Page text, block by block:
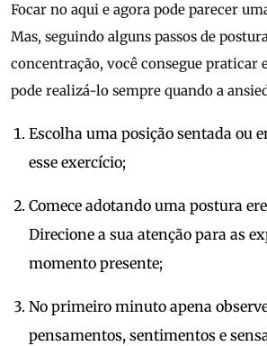
Focar no aqui e agora pode parecer
Mas, seguindo alguns passos de
concentração, você consegue praticar
pode realizá-lo sempre quando a
Escolha uma posição sentada ou
esse exercício;
Comece adotando uma postura
Direcione a sua atenção para as
momento presente;
No primeiro minuto apena
pensamentos, sentimentos e